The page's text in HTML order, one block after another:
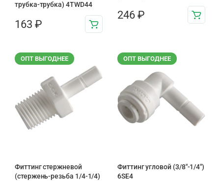
трубка-трубка) 4TWD44
163 ₽
246 ₽
ОПТ ВЫГОДНЕЕ
Фиттинг стержневой
(стержень-резьба 1/4-1/4)
ОПТ ВЫГОДНЕЕ
Фиттинг угловой (3/8"-1/4")
6SE4